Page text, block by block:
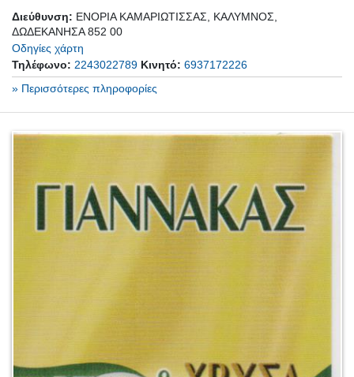
Διεύθυνση: ΕΝΟΡΙΑ ΚΑΜΑΡΙΩΤΙΣΣΑΣ, ΚΑΛΥΜΝΟΣ,
ΔΩΔΕΚΑΝΗΣΑ 852 00
Οδηγίες χάρτη
Τηλέφωνο: 2243022789 Κινητό: 6937172226
» Περισσότερες πληροφορίες